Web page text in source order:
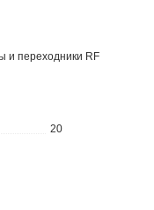
и переходники RF
20